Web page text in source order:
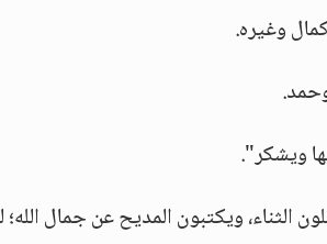
وغيره.
ويشكر".
الثناء، ويكتبون المديح عن جمال الله؛